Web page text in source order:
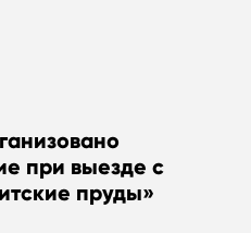
при выезде с
пруды»